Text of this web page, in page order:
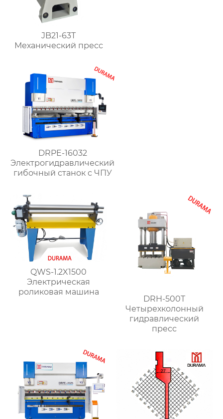
JB21-63T
Механический пресс
DRPE-16032
Электрогидравлический
гибочный станок с ЧПУ
QWS-1.2X1500
Электрическая
роликовая машина
DRH-500T
Четырехколонный
гидравлический
пресс